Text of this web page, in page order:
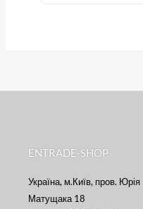
ENTRADE-SHOP
Україна, м.Київ, пров. Юрія
Матущака 18